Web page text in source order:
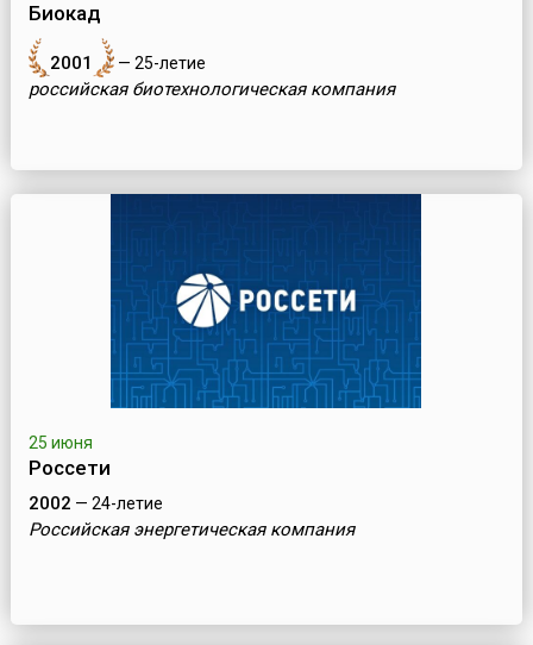
Биокад
2001 — 25-летие
российская биотехнологическая компания
25 июня
Россети
2002 — 24-летие
Российская энергетическая компания